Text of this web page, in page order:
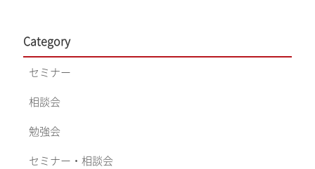
Category
セミナー
相談会
勉強会
セミナー・相談会